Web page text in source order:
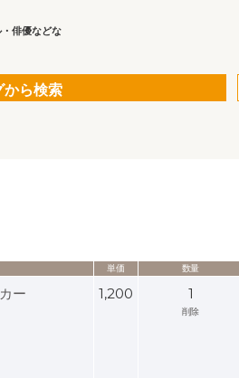
俳優などな
から検索
単価 数量
ー
1,200 1
削除